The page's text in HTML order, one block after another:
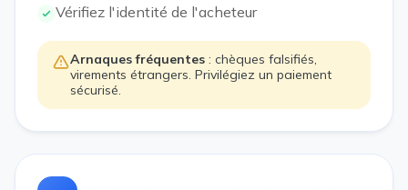
Vérifiez l'identité de l'acheteur
Arnaques fréquentes : chèques falsifiés,
virements étrangers. Privilégiez un paiement
sécurisé.